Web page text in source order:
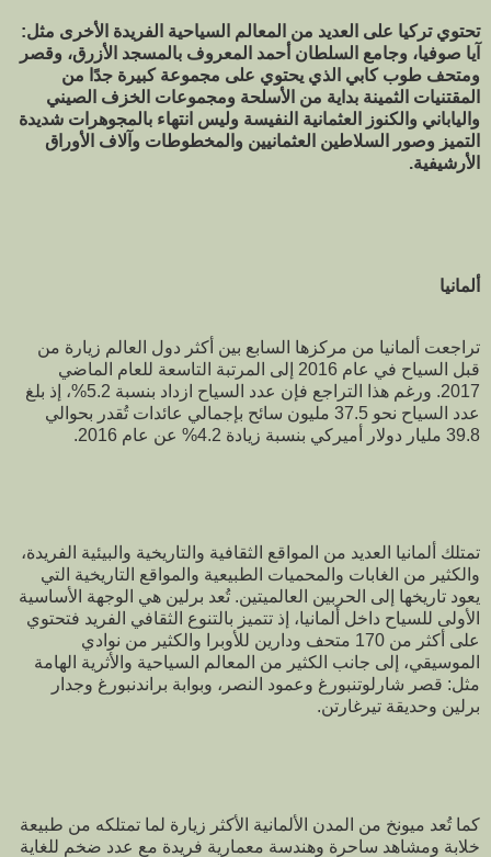
تحتوي تركيا على العديد من المعالم السياحية الفريدة الأخرى مثل:
آيا صوفيا، وجامع السلطان أحمد المعروف بالمسجد الأزرق، وقصر
ومتحف طوب كابي الذي يحتوي على مجموعة كبيرة جدًا من
المقتنيات الثمينة بداية من الأسلحة ومجموعات الخزف الصيني
والياباني والكنوز العثمانية النفيسة وليس انتهاء بالمجوهرات شديدة
التميز وصور السلاطين العثمانيين والمخطوطات وآلاف الأوراق
الأرشيفية.
ألمانيا
تراجعت ألمانيا من مركزها السابع بين أكثر دول العالم زيارة من
قبل السياح في عام 2016 إلى المرتبة التاسعة للعام الماضي
2017. ورغم هذا التراجع فإن عدد السياح ازداد بنسبة 5.2%، إذ بلغ
عدد السياح نحو 37.5 مليون سائح بإجمالي عائدات تُقدر بحوالي
39.8 مليار دولار أميركي بنسبة زيادة 4.2% عن عام 2016.
تمتلك ألمانيا العديد من المواقع الثقافية والتاريخية والبيئية الفريدة،
والكثير من الغابات والمحميات الطبيعية والمواقع التاريخية التي
يعود تاريخها إلى الحربين العالميتين. تُعد برلين هي الوجهة الأساسية
الأولى للسياح داخل ألمانيا، إذ تتميز بالتنوع الثقافي الفريد فتحتوي
على أكثر من 170 متحف ودارين للأوبرا والكثير من نوادي
الموسيقي، إلى جانب الكثير من المعالم السياحية والأثرية الهامة
مثل: قصر شارلوتنبورغ وعمود النصر، وبوابة براندنبورغ وجدار
برلين وحديقة تيرغارتن.
كما تُعد ميونخ من المدن الألمانية الأكثر زيارة لما تمتلكه من طبيعة
خلابة ومشاهد ساحرة وهندسة معمارية فريدة مع عدد ضخم للغاية